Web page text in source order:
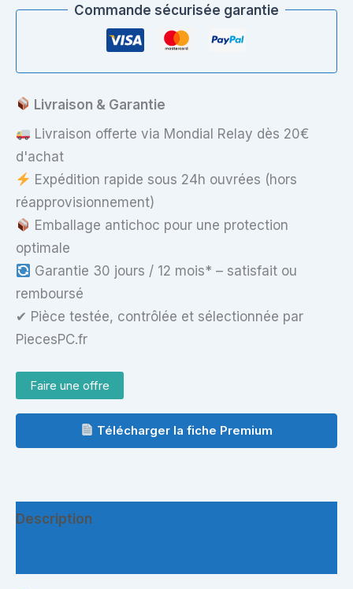
40
Pins
Commande sécurisée garantie
Livraison & Garantie
Livraison offerte via Mondial Relay dès 20€
d'achat
Expédition rapide sous 24h ouvrées (hors
réapprovisionnement)
Emballage antichoc pour une protection
optimale
Garantie 30 jours / 12 mois* – satisfait ou
remboursé
✔ Pièce testée, contrôlée et sélectionnée par
PiecesPC.fr
Faire une offre
Télécharger la fiche Premium
Description